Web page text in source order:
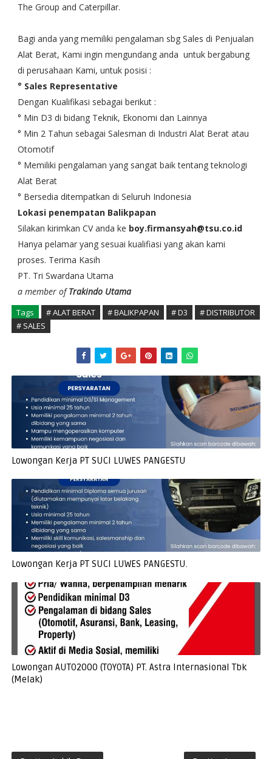
The Group and Caterpillar.
Bagi anda yang memiliki pengalaman sbg Sales di Penjualan
Alat Berat, Kami ingin mengundang anda untuk bergabung
di perusahaan Kami, untuk posisi :
° Sales Representative
Dengan Kualifikasi sebagai berikut :
° Min D3 di bidang Teknik, Ekonomi dan Lainnya
° Min 2 Tahun sebagai Salesman di Industri Alat Berat atau
Otomotif
° Memiliki pengalaman yang sangat baik tentang teknologi
Alat Berat
° Bersedia ditempatkan di Seluruh Indonesia
Lokasi penempatan Balikpapan
Silakan kirimkan CV anda ke boy.firmansyah@tsu.co.id
Hanya pelamar yang sesuai kualifiasi yang akan kami
proses. Terima Kasih
PT. Tri Swardana Utama
a member ofTrakindo Utama
Tags # ALAT BERAT # BALIKPAPAN # D3
# DISTRIBUTOR
# SALES
Lowongan Kerja PT SUCI LUWES PANGESTU
Lowongan Kerja PT SUCI LUWES PANGESTU.
Lowongan AUTO2000 (TOYOTA) PT. Astra Internasional Tbk
(Melak)